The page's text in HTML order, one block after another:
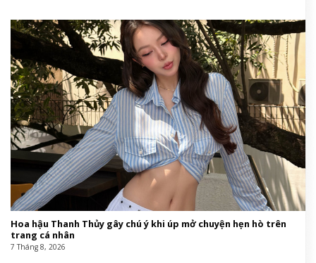
Hoa hậu Thanh Thủy gây chú ý khi úp mở chuyện hẹn hò trên
trang cá nhân
7 Tháng 8, 2026